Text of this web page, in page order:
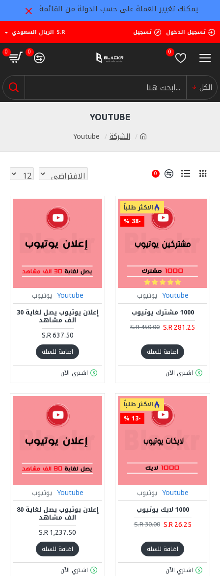
يمكنك تغيير العملة على حسب الدولة من القائمة
تسجيل الدخول تسجيل S.R الريال السعودي
0
0
0
الكل
الشركة Youtube
YOUTUBE
0
الاكثر طلباً
-38 %
Youtube يوتيوب
1000 مشترك يوتيوب
S.R 281.25
S.R 450.00
اضافة للسلة
اشتري الآن
Youtube يوتيوب
إعلان يوتيوب يصل لغاية 30
الف مشاهد
S.R 637.50
اضافة للسلة
اشتري الآن
الاكثر طلباً
-13 %
Youtube يوتيوب
1000 لايك يوتيوب
S.R 26.25
S.R 30.00
اضافة للسلة
اشتري الآن
Youtube يوتيوب
إعلان يوتيوب يصل لغاية 80
الف مشاهد
S.R 1,237.50
اضافة للسلة
اشتري الآن